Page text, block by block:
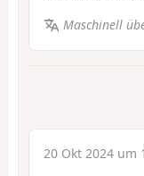
Maschinell
20 Okt 2024 um